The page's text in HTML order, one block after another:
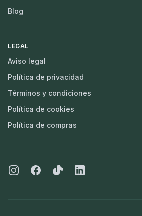
Blog
LEGAL
Aviso legal
Política de privacidad
Términos y condiciones
Política de cookies
Política de compras
InstagramFacebook
Tiktok Linkedin